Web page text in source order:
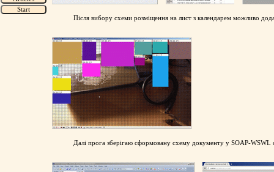
Після вибору схеми розміщення на лист з календарем можливо
Далі прога зберігаю сформовану схему документу у SOAP-WSWL